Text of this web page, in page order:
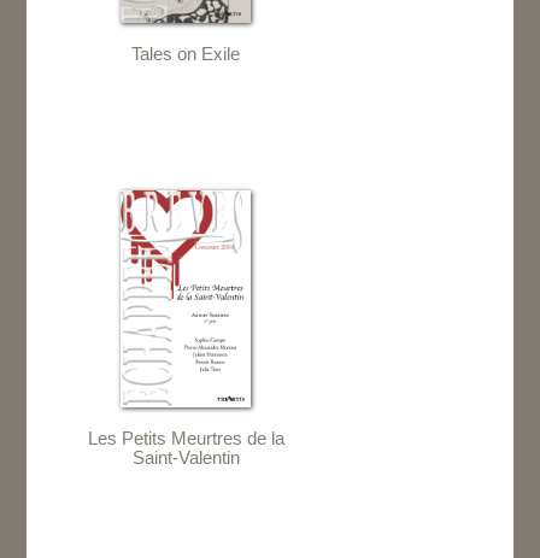
Tales on Exile
Les Petits Meurtres de la
Saint-Valentin